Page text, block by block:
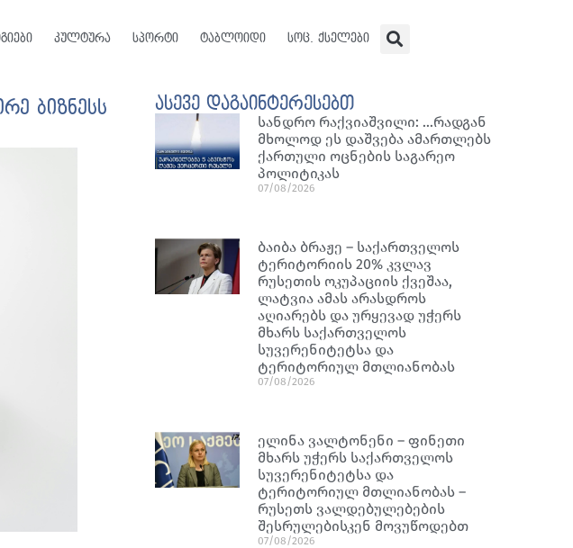
კულტურა სპორტი ტაბლოიდი სოც. ქსელები
ბიზნესს
ასევე დაგაინტერესებთ
სანდრო რაქვიაშვილი: …რადგან
მხოლოდ ეს დაშვება ამართლებს
ქართული ოცნების საგარეო
პოლიტიკას
07/08/2026
ბაიბა ბრაჟე – საქართველოს
ტერიტორიის 20% კვლავ
რუსეთის ოკუპაციის ქვეშაა,
ლატვია ამას არასდროს
აღიარებს და ურყევად უჭერს
მხარს საქართველოს
სუვერენიტეტსა და
ტერიტორიულ მთლიანობას
07/08/2026
ელინა ვალტონენი – ფინეთი
მხარს უჭერს საქართველოს
სუვერენიტეტსა და
ტერიტორიულ მთლიანობას –
რუსეთს ვალდებულებების
შესრულებისკენ მოვუწოდებთ
07/08/2026